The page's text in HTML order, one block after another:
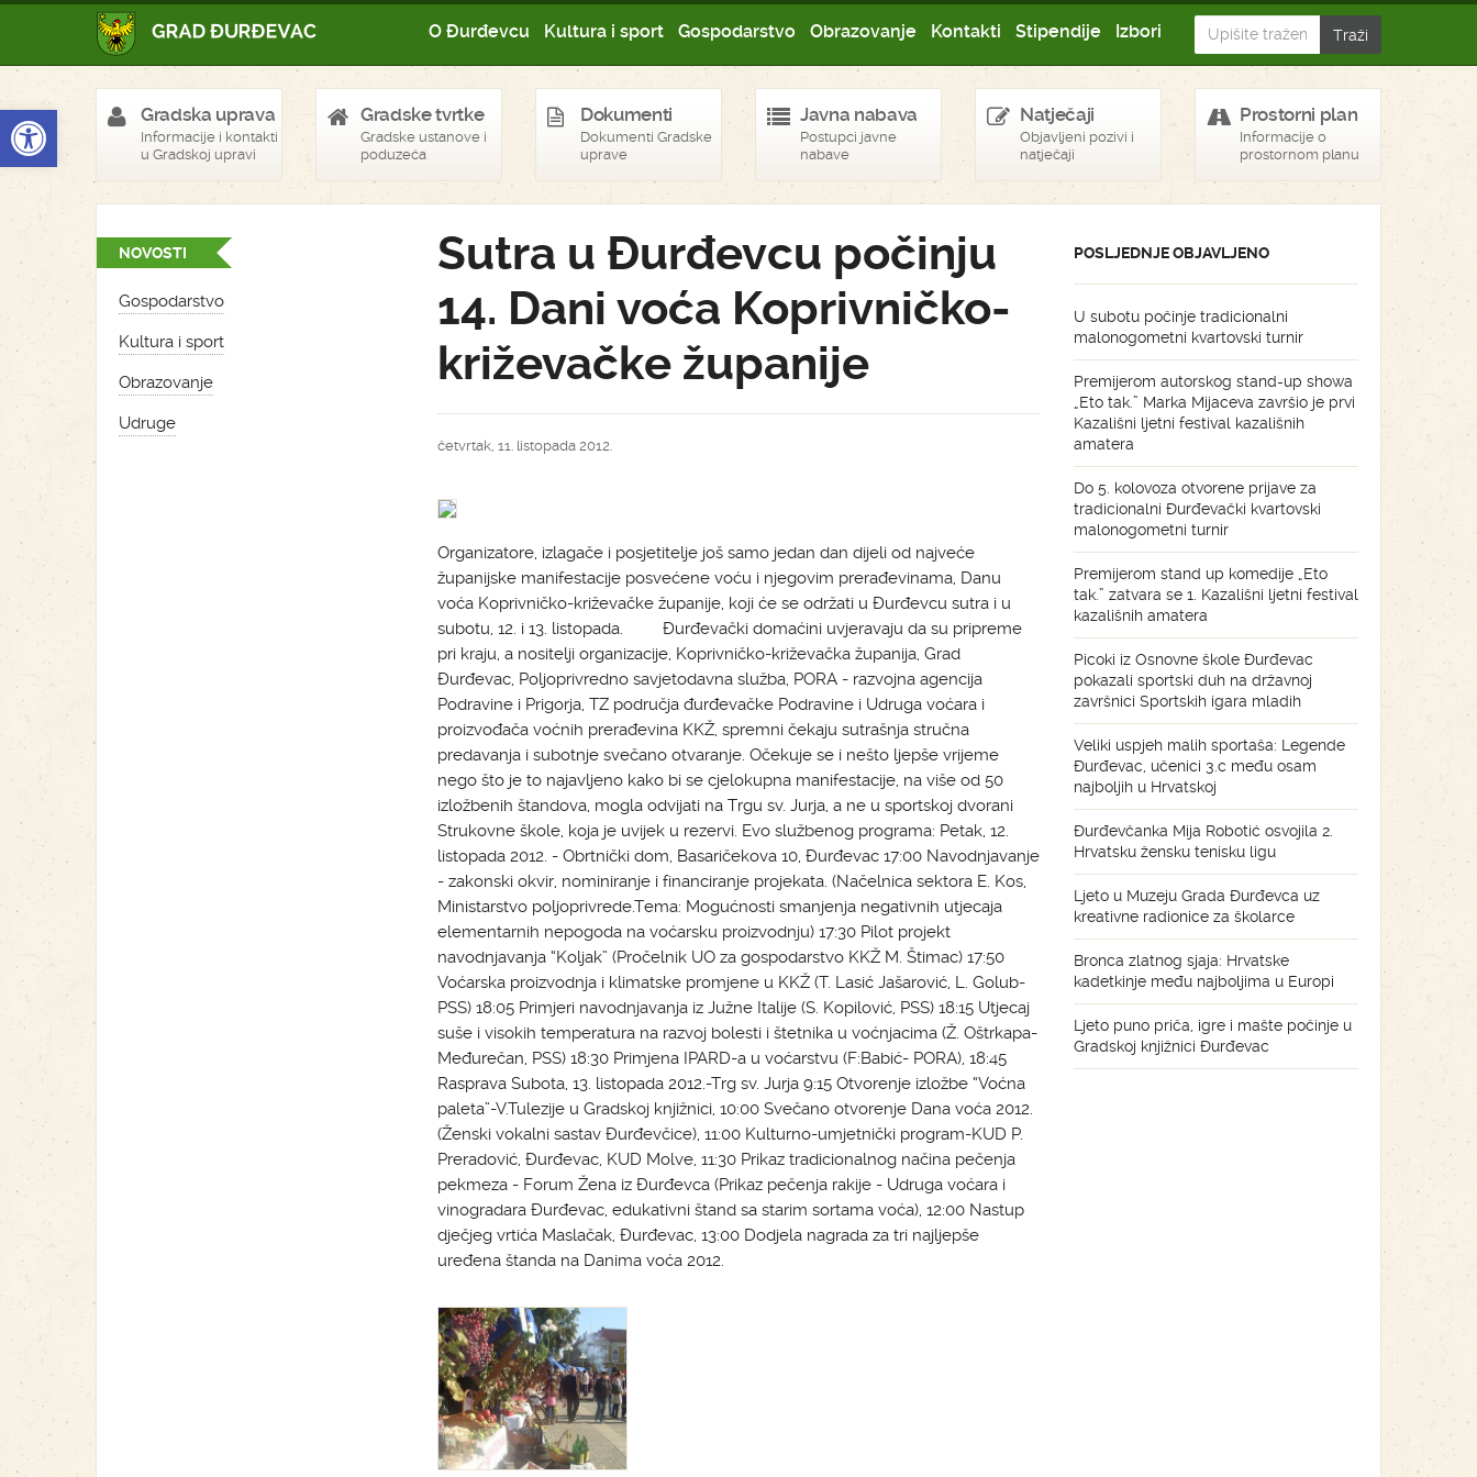
Open toolbar
O Đurđevcu Kultura i sport Gospodarstvo Obrazovanje Kontakti Stipendije Izbori
Gradska uprava
Informacije i kontakti
u Gradskoj upravi
Gradske tvrtke
Gradske ustanove i
poduzeća
Dokumenti
Dokumenti Gradske
uprave
Javna nabava
Postupci javne
nabave
Natječaji
Objavljeni pozivi i
natječaji
Prostorni plan
Informacije o
prostornom planu
NOVOSTI
Gospodarstvo
Kultura i sport
Obrazovanje
Udruge
Sutra u Đurđevcu počinju
14. Dani voća Koprivničko-
križevačke županije
četvrtak, 11. listopada 2012.
Organizatore, izlagače i posjetitelje još samo jedan dan dijeli od najveće
županijske manifestacije posvećene voću i njegovim prerađevinama, Danu
voća Koprivničko-križevačke županije, koji će se održati u Đurđevcu sutra i u
subotu, 12. i 13. listopada. Đurđevački domaćini uvjeravaju da su pripreme
pri kraju, a nositelji organizacije, Koprivničko-križevačka županija, Grad
Đurđevac, Poljoprivredno savjetodavna služba, PORA - razvojna agencija
Podravine i Prigorja, TZ područja đurđevačke Podravine i Udruga voćara i
proizvođača voćnih prerađevina KKŽ, spremni čekaju sutrašnja stručna
predavanja i subotnje svečano otvaranje. Očekuje se i nešto ljepše vrijeme
nego što je to najavljeno kako bi se cjelokupna manifestacije, na više od 50
izložbenih štandova, mogla odvijati na Trgu sv. Jurja, a ne u sportskoj dvorani
Strukovne škole, koja je uvijek u rezervi. Evo službenog programa: Petak, 12.
listopada 2012. - Obrtnički dom, Basaričekova 10, Đurđevac 17:00 Navodnjavanje
- zakonski okvir, nominiranje i financiranje projekata. (Načelnica sektora E. Kos,
Ministarstvo poljoprivrede.Tema: Mogućnosti smanjenja negativnih utjecaja
elementarnih nepogoda na voćarsku proizvodnju) 17:30 Pilot projekt
navodnjavanja “Koljak” (Pročelnik UO za gospodarstvo KKŽ M. Štimac) 17:50
Voćarska proizvodnja i klimatske promjene u KKŽ (T. Lasić Jašarović, L. Golub-
PSS) 18:05 Primjeri navodnjavanja iz Južne Italije (S. Kopilović, PSS) 18:15 Utjecaj
suše i visokih temperatura na razvoj bolesti i štetnika u voćnjacima (Ž. Oštrkapa-
Međurečan, PSS) 18:30 Primjena IPARD-a u voćarstvu (F:Babić- PORA), 18:45
Rasprava Subota, 13. listopada 2012.-Trg sv. Jurja 9:15 Otvorenje izložbe “Voćna
paleta”-V.Tulezije u Gradskoj knjižnici, 10:00 Svečano otvorenje Dana voća 2012.
(Ženski vokalni sastav Đurđevčice), 11:00 Kulturno-umjetnički program-KUD P.
Preradović, Đurđevac, KUD Molve, 11:30 Prikaz tradicionalnog načina pečenja
pekmeza - Forum Žena iz Đurđevca (Prikaz pečenja rakije - Udruga voćara i
vinogradara Đurđevac, edukativni štand sa starim sortama voća), 12:00 Nastup
dječjeg vrtića Maslačak, Đurđevac, 13:00 Dodjela nagrada za tri najljepše
uređena štanda na Danima voća 2012.
POSLJEDNJE OBJAVLJENO
U subotu počinje tradicionalni
malonogometni kvartovski turnir
Premijerom autorskog stand-up showa
„Eto tak.” Marka Mijaceva završio je prvi
Kazališni ljetni festival kazališnih
amatera
Do 5. kolovoza otvorene prijave za
tradicionalni Đurđevački kvartovski
malonogometni turnir
Premijerom stand up komedije „Eto
tak.” zatvara se 1. Kazališni ljetni festival
kazališnih amatera
Picoki iz Osnovne škole Đurđevac
pokazali sportski duh na državnoj
završnici Sportskih igara mladih
Veliki uspjeh malih sportaša: Legende
Đurđevac, učenici 3.c među osam
najboljih u Hrvatskoj
Đurđevčanka Mija Robotić osvojila 2.
Hrvatsku žensku tenisku ligu
Ljeto u Muzeju Grada Đurđevca uz
kreativne radionice za školarce
Bronca zlatnog sjaja: Hrvatske
kadetkinje među najboljima u Europi
Ljeto puno priča, igre i mašte počinje u
Gradskoj knjižnici Đurđevac